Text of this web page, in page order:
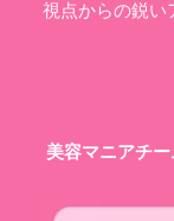
視点からの鋭い
美容マニアチー